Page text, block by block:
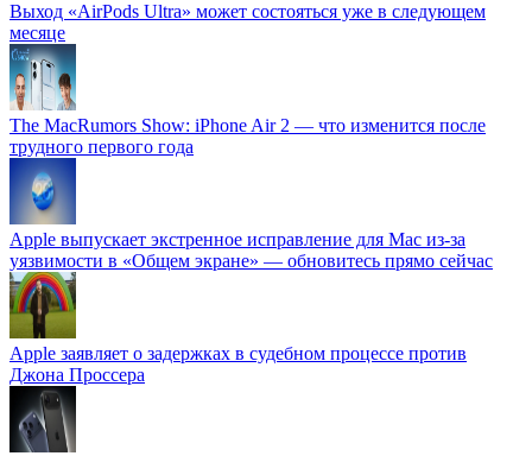
Выход «AirPods Ultra» может состояться уже в следующем
месяце
The MacRumors Show: iPhone Air 2 — что изменится после
трудного первого года
Apple выпускает экстренное исправление для Mac из-за
уязвимости в «Общем экране» — обновитесь прямо сейчас
Apple заявляет о задержках в судебном процессе против
Джона Проссера